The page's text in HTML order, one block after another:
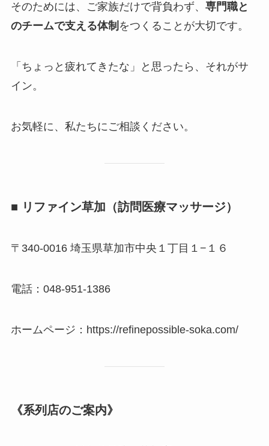
そのためには、ご家族だけで背負わず、 専門職と
のチームで支える体制 をつくることが大切です。
「ちょっと疲れてきたな」と思ったら、それがサ
イン。
お気軽に、私たちにご相談ください。
■ リファイン草加（訪問医療マッサージ）
〒340-0016 埼玉県草加市中央１丁目１−１６
電話：048-951-1386
ホームページ：https://refinepossible-soka.com/
《系列店のご案内》